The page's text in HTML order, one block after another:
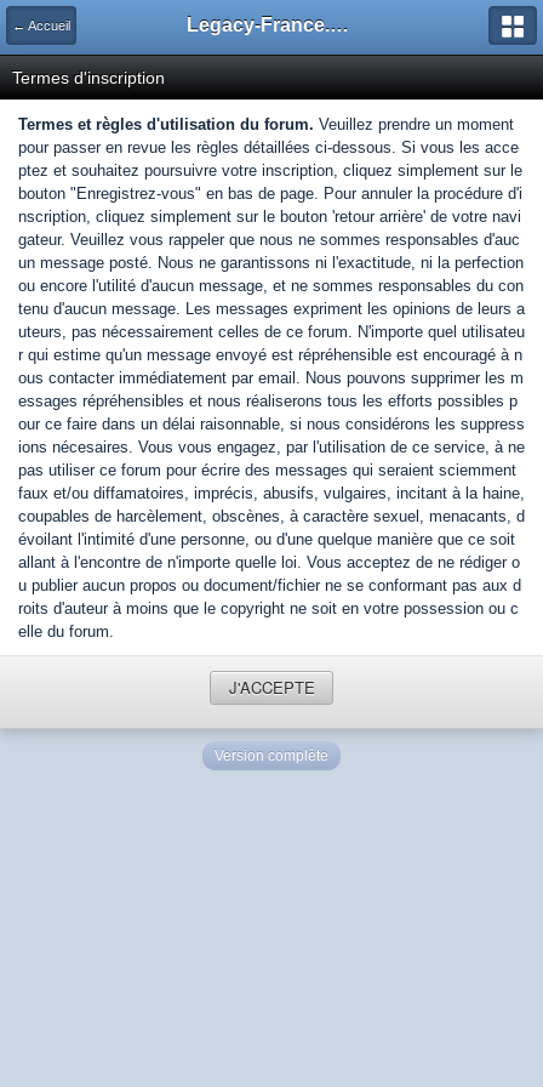
← Accueil Legacy-France.org - Forum
Termes d'inscription
Termes et règles d'utilisation du forum. Veuillez prendre un moment
pour passer en revue les règles détaillées ci-dessous. Si vous les acce
ptez et souhaitez poursuivre votre inscription, cliquez simplement sur le
bouton "Enregistrez-vous" en bas de page. Pour annuler la procédure d'i
nscription, cliquez simplement sur le bouton 'retour arrière' de votre navi
gateur. Veuillez vous rappeler que nous ne sommes responsables d'auc
un message posté. Nous ne garantissons ni l'exactitude, ni la perfection
ou encore l'utilité d'aucun message, et ne sommes responsables du con
tenu d'aucun message. Les messages expriment les opinions de leurs a
uteurs, pas nécessairement celles de ce forum. N'importe quel utilisateu
r qui estime qu'un message envoyé est répréhensible est encouragé à n
ous contacter immédiatement par email. Nous pouvons supprimer les m
essages répréhensibles et nous réaliserons tous les efforts possibles p
our ce faire dans un délai raisonnable, si nous considérons les suppress
ions nécesaires. Vous vous engagez, par l'utilisation de ce service, à ne
pas utiliser ce forum pour écrire des messages qui seraient sciemment
faux et/ou diffamatoires, imprécis, abusifs, vulgaires, incitant à la haine,
coupables de harcèlement, obscènes, à caractère sexuel, menacants, d
évoilant l'intimité d'une personne, ou d'une quelque manière que ce soit
allant à l'encontre de n'importe quelle loi. Vous acceptez de ne rédiger o
u publier aucun propos ou document/fichier ne se conformant pas aux d
roits d'auteur à moins que le copyright ne soit en votre possession ou c
elle du forum.
J'ACCEPTE
Version complète